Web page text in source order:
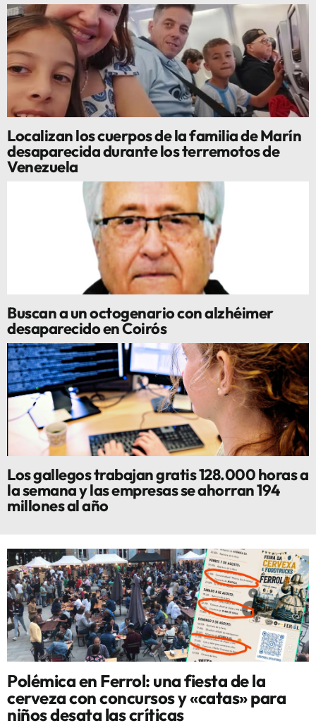
Localizan los cuerpos de la familia de Marín
desaparecida durante los terremotos de
Venezuela
Buscan a un octogenario con alzhéimer
desaparecido en Coirós
Los gallegos trabajan gratis 128.000 horas a
la semana y las empresas se ahorran 194
millones al año
Polémica en Ferrol: una fiesta de la
cerveza con concursos y «catas» para
niños desata las críticas